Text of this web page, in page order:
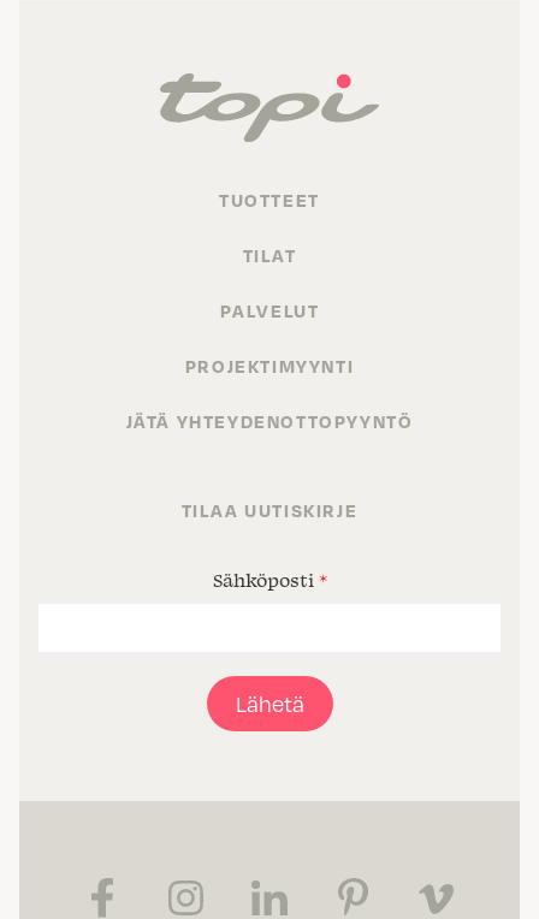
TUOTTEET
TILAT
PALVELUT
PROJEKTIMYYNTI
JÄTÄ YHTEYDENOTTOPYYNTÖ
TILAA UUTISKIRJE
Sähköposti *
Lähetä